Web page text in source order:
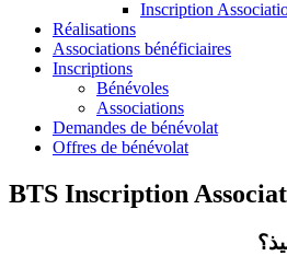
Inscription
Réalisations
Associations bénéficiaires
Inscriptions
Bénévoles
Associations
Demandes de bénévolat
Offres de bénévolat
BTS Inscription